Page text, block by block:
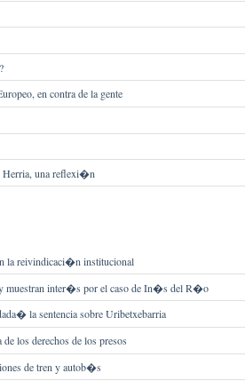
en contra de la gente
Herria, una reflexi�n
la reivindicaci�n institucional
muestran inter�s por el caso de In�s del R�o
la sentencia sobre Uribetxebarria
los derechos de los presos
de tren y autob�s